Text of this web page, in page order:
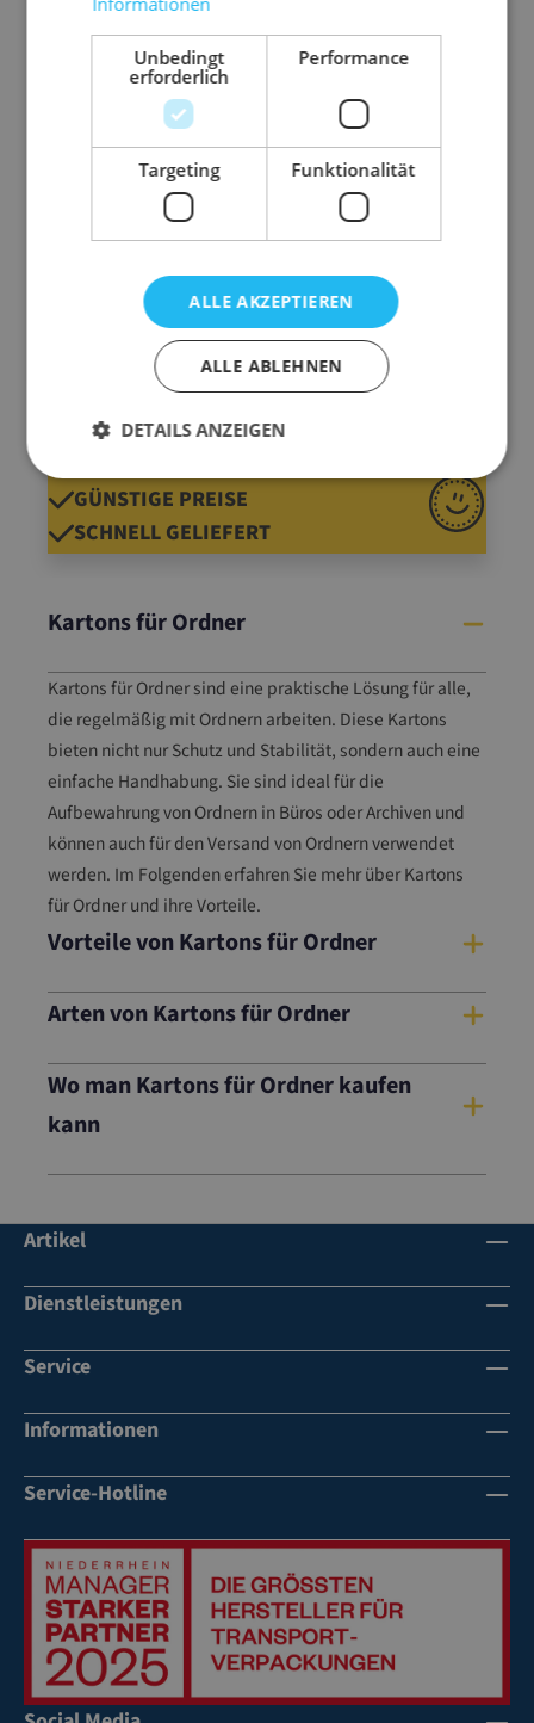
selbstklebeverschluss und Aufreißperforation
50
1,34 €
100 250 500
0,95 €
= 1200 Stk.
1,37 € / STUECK
GÜNSTIGE PREISE
SCHNELL GELIEFERT
Kartons für Ordner
Kartons für Ordner sind eine praktische Lösung für alle,
die regelmäßig mit Ordnern arbeiten. Diese Kartons
bieten nicht nur Schutz und Stabilität, sondern auch eine
einfache Handhabung. Sie sind ideal für die
Aufbewahrung von Ordnern in Büros oder Archiven und
können auch für den Versand von Ordnern verwendet
werden. Im Folgenden erfahren Sie mehr über Kartons
für Ordner und ihre Vorteile.
Vorteile von Kartons für Ordner
Arten von Kartons für Ordner
Wo man Kartons für Ordner kaufen
kann
Artikel
Dienstleistungen
Service
Informationen
Service-Hotline
Unbedingt
erforderlich
Performance
Targeting Funktionalität
ALLE AKZEPTIEREN
ALLE ABLEHNEN
DETAILS ANZEIGEN